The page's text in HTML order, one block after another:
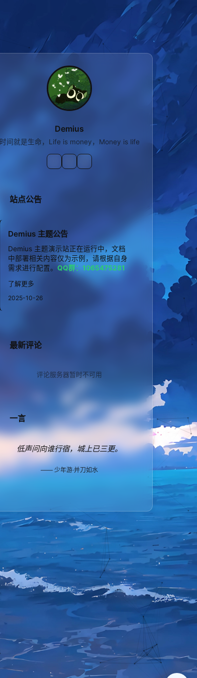
Demius
时间就是生命，Life is money，Money is life
站点公告
Demius 主题公告
Demius 主题演示站正在运行中，文档
中部署相关内容仅为示例，请根据自身
需求进行配置。 QQ群：1065475281
了解更多
2025-10-26
最新评论
评论服务器暂时不可用
一言
低声问向谁行宿，城上已三更。
少年游·并刀如水